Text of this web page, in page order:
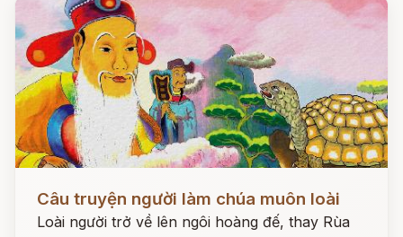
Câu truyện người làm chúa muôn loài
Loài người trở về lên ngôi hoàng đế, thay Rùa